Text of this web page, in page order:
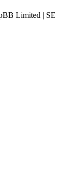
Limited | SE